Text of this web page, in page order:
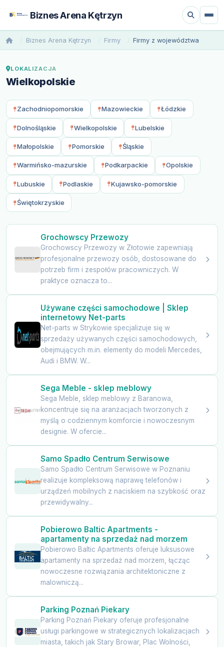
Biznes Arena Kętrzyn
Biznes Arena Kętrzyn Firmy Firmy z województwa
LOKALIZACJA
Wielkopolskie
Zachodniopomorskie Mazowieckie Łódzkie
Dolnośląskie Wielkopolskie Lubelskie
Małopolskie Pomorskie Śląskie
Warmińsko-mazurskie Podkarpackie Opolskie
Lubuskie Podlaskie Kujawsko-pomorskie
Świętokrzyskie
Grochowscy Przewozy
Grochowscy Przewozy w Złotowie zapewniają
profesjonalne przewozy osób, dostosowane do
potrzeb firm i zespołów pracowniczych. W
praktyce oznacza to...
Używane części samochodowe | Sklep
internetowy Net-parts
Net-parts w Strykowie specjalizuje się w
sprzedaży używanych części samochodowych,
obejmujących m.in. elementy do modeli Mercedes,
Audi i BMW. W...
Sega Meble - sklep meblowy
Sega Meble, sklep meblowy z Baranowa,
koncentruje się na aranżacjach tworzonych z
myślą o codziennym komforcie i nowoczesnym
designie. W ofercie...
Samo Spadło Centrum Serwisowe
Samo Spadło Centrum Serwisowe w Poznaniu
realizuje kompleksową naprawę telefonów i
urządzeń mobilnych z naciskiem na szybkość oraz
przewidywalny...
Pobierowo Baltic Apartments -
apartamenty na sprzedaż nad morzem
Pobierowo Baltic Apartments oferuje luksusowe
apartamenty na sprzedaż nad morzem, łącząc
nowoczesne rozwiązania architektoniczne z
malowniczą...
Parking Poznań Piekary
Parking Poznań Piekary oferuje profesjonalne
usługi parkingowe w strategicznych lokalizacjach
miasta, takich jak Stary Browar, Plac Wolności,